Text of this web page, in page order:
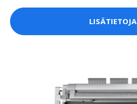
LISÄTIETOJA